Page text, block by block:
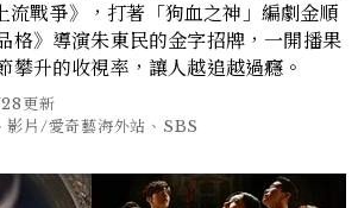
戰爭》，打著「狗血之神」編劇金順
格》導演朱東民的金字招牌，一開播果
攀升的收視率，讓人越追越過癮。
更新
片/愛奇藝海外站、SBS